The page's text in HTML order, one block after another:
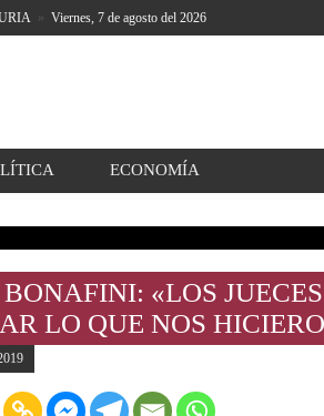
» Viernes, 7 de agosto del 2026
ECONOMÍA
«LOS
LO QUE NOS